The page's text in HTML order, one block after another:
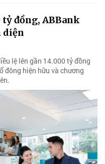
đồng, ABBank
diện
lệ lên gần 14.000 tỷ đồng
đông hiện hữu và chương